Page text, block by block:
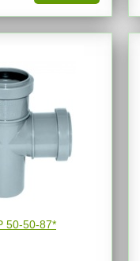
50-50-87*